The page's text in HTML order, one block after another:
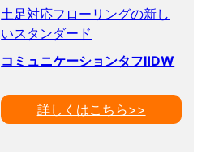
土足対応フローリングの新し
いスタンダード
コミュニケーションタフⅡDW
詳しくはこちら>>